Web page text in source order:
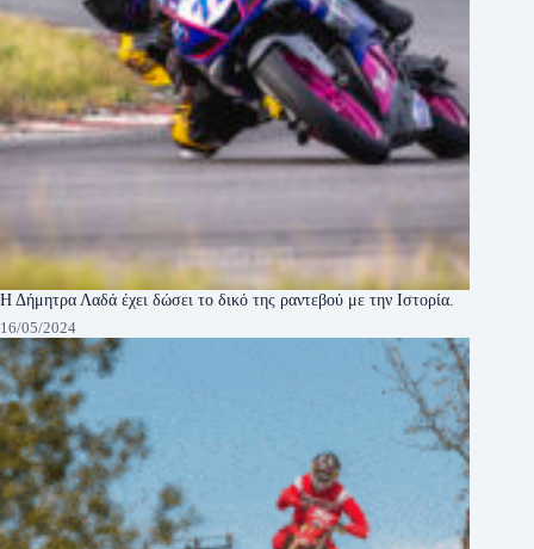
Η Δήμητρα Λαδά έχει δώσει το δικό της ραντεβού με την Ιστορία.
16/05/2024